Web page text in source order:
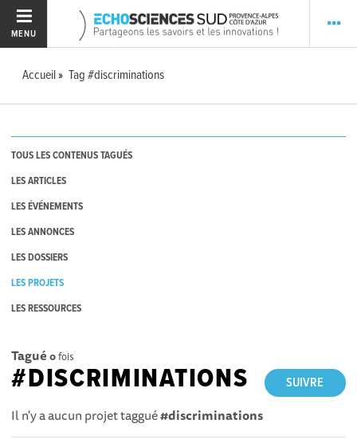
MENU
Accueil Tag #discriminations
TOUS LES CONTENUS TAGUÉS
LES ARTICLES
LES ÉVÉNEMENTS
LES ANNONCES
LES DOSSIERS
LES PROJETS
LES RESSOURCES
Tagué 0fois
SUIVRE
#DISCRIMINATIONS
Il n'y a aucun projet taggué#discriminations